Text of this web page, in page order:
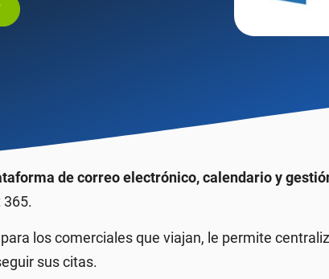
de correo electrónico, calendario y
los comerciales que viajan, le permite
sus citas.